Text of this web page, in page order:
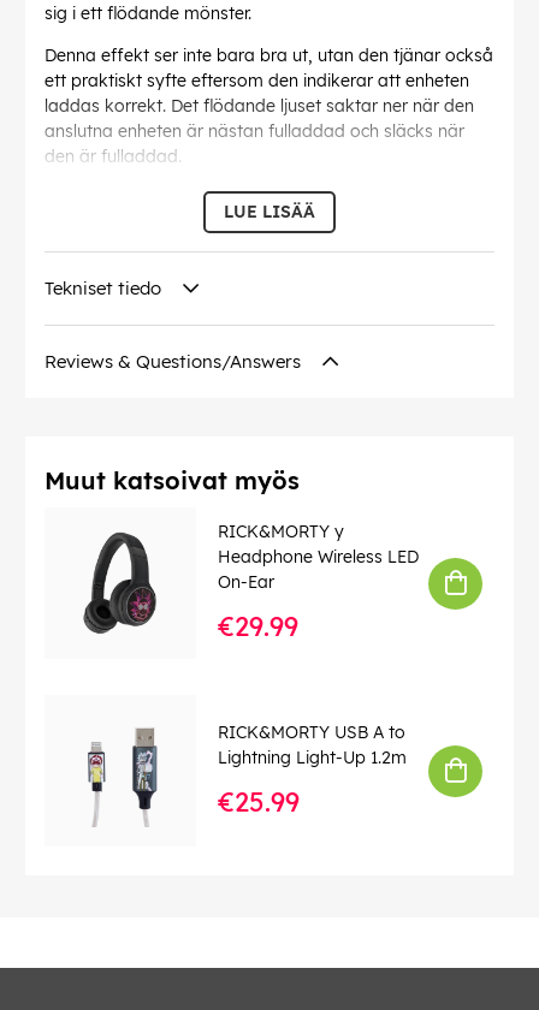
sig i ett flödande mönster.
Denna effekt ser inte bara bra ut, utan den tjänar också
ett praktiskt syfte eftersom den indikerar att enheten
laddas korrekt. Det flödande ljuset saktar ner när den
anslutna enheten är nästan fulladdad och släcks när
den är fulladdad.
LUE LISÄÄ
Tekniset tiedo
Reviews & Questions/Answers
Muut katsoivat myös
RICK&MORTY y
Headphone Wireless LED
On-Ear
€29.99
RICK&MORTY USB A to
Lightning Light-Up 1.2m
€25.99